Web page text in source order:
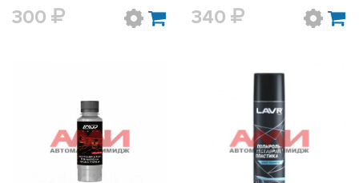
300 340
БЫСТРЫЙ ПРОСМОТР БЫСТРЫЙ ПРОСМОТР